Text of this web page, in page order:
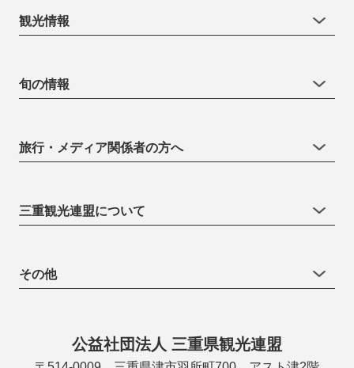
観光情報
旬の情報
旅行・メディア関係者の方へ
三重観光連盟について
その他
公益社団法人 三重県観光連盟